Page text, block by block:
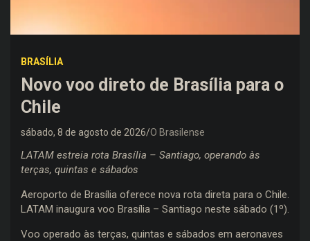
BRASÍLIA
Novo voo direto de Brasília para o
Chile
sábado, 8 de agosto de 2026 O Brasilense
LATAM estreia rota Brasília – Santiago, operando às
terças, quintas e sábados
Aeroporto de Brasília oferece nova rota direta para o Chile.
LATAM inaugura voo Brasília – Santiago neste sábado (1º).
Voo operado às terças, quintas e sábados em aeronaves